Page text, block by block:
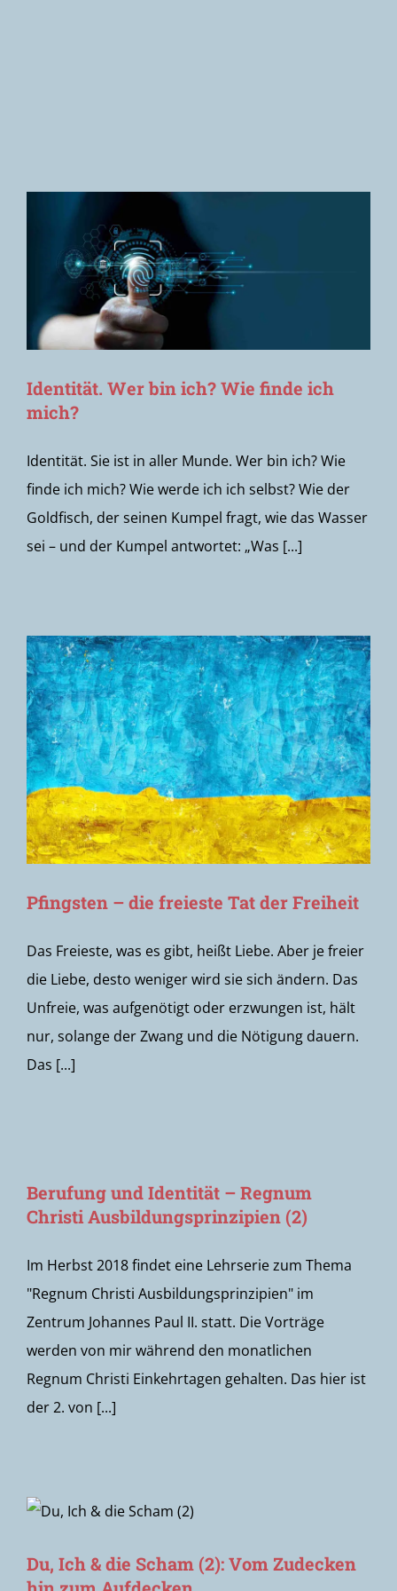
Identität. Wer bin ich? Wie finde ich
mich?
Identität. Sie ist in aller Munde. Wer bin ich? Wie
finde ich mich? Wie werde ich ich selbst? Wie der
Goldfisch, der seinen Kumpel fragt, wie das Wasser
sei – und der Kumpel antwortet: „Was [...]
Pfingsten – die freieste Tat der Freiheit
Das Freieste, was es gibt, heißt Liebe. Aber je freier
die Liebe, desto weniger wird sie sich ändern. Das
Unfreie, was aufgenötigt oder erzwungen ist, hält
nur, solange der Zwang und die Nötigung dauern.
Das [...]
Berufung und Identität – Regnum
Christi Ausbildungsprinzipien (2)
Im Herbst 2018 findet eine Lehrserie zum Thema
"Regnum Christi Ausbildungsprinzipien" im
Zentrum Johannes Paul II. statt. Die Vorträge
werden von mir während den monatlichen
Regnum Christi Einkehrtagen gehalten. Das hier ist
der 2. von [...]
Du, Ich & die Scham (2): Vom Zudecken